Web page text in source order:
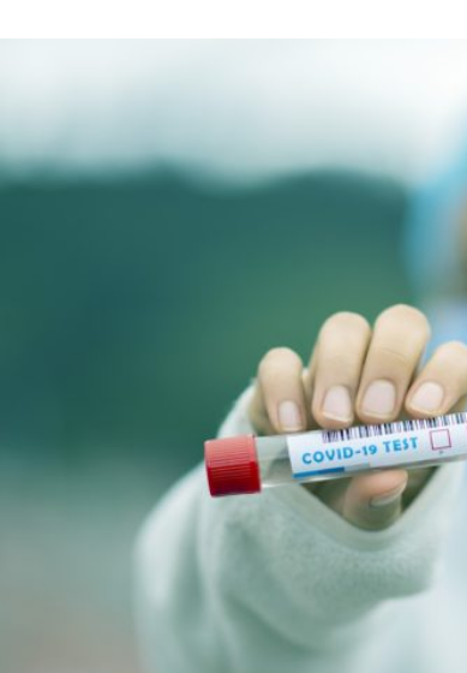
do spożycia!!!
afer w ochronie zdrowia — czas zacząć mówić o